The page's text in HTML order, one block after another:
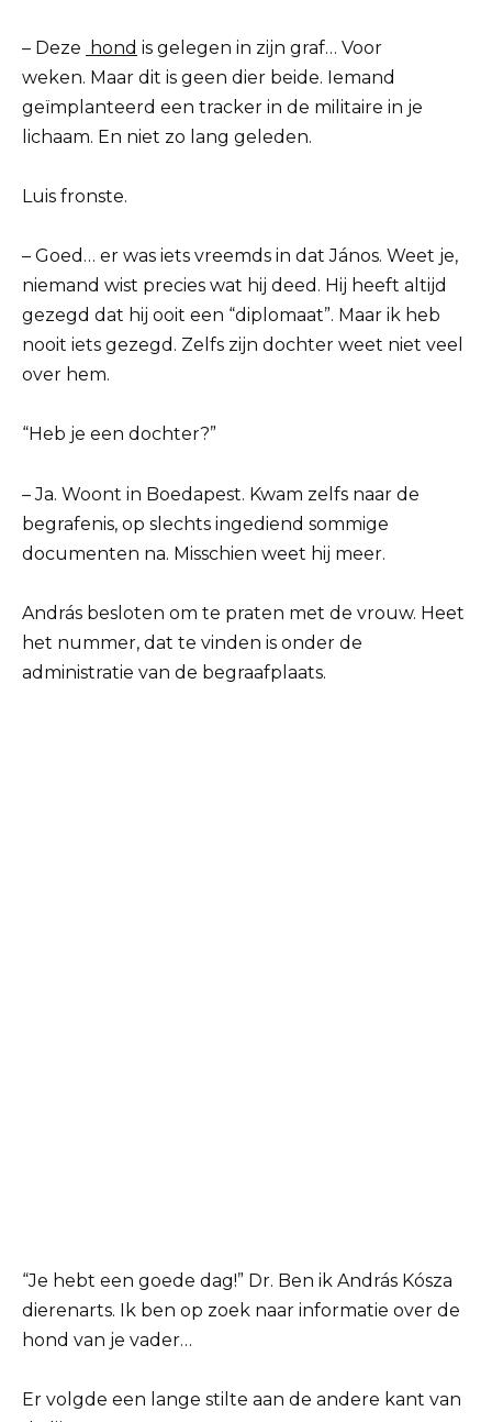
– Deze hond is gelegen in zijn graf… Voor
weken. Maar dit is geen dier beide. Iemand
geïmplanteerd een tracker in de militaire in je
lichaam. En niet zo lang geleden.
Luis fronste.
– Goed… er was iets vreemds in dat János. Weet je,
niemand wist precies wat hij deed. Hij heeft altijd
gezegd dat hij ooit een “diplomaat”. Maar ik heb
nooit iets gezegd. Zelfs zijn dochter weet niet veel
over hem.
“Heb je een dochter?”
– Ja. Woont in Boedapest. Kwam zelfs naar de
begrafenis, op slechts ingediend sommige
documenten na. Misschien weet hij meer.
András besloten om te praten met de vrouw. Heet
het nummer, dat te vinden is onder de
administratie van de begraafplaats.
“Je hebt een goede dag!” Dr. Ben ik András Kósza
dierenarts. Ik ben op zoek naar informatie over de
hond van je vader…
Er volgde een lange stilte aan de andere kant van